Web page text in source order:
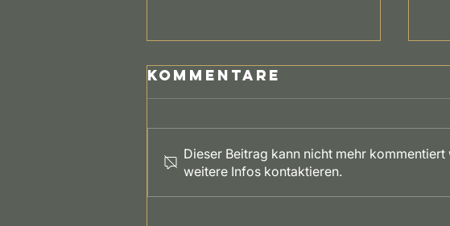
SSV Großensee
Kommentare
Dieser Beitrag kann nicht mehr
weitere Infos kontaktieren.